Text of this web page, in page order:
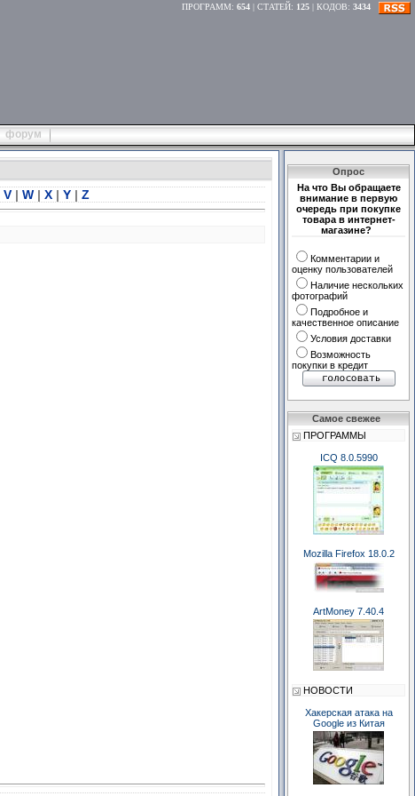
ПРОГРАММ: 654 | СТАТЕЙ: 125 | КОДОВ: 3434
форум
V | W | X | Y | Z
Опрос
На что Вы обращаете
внимание в первую
очередь при покупке
товара в интернет-
магазине?
Комментарии и
оценку пользователей
Наличие нескольких
фотографий
Подробное и
качественное описание
Условия доставки
Возможность
покупки в кредит
Самое свежее
ПРОГРАММЫ
ICQ 8.0.5990
Mozilla Firefox 18.0.2
ArtMoney 7.40.4
НОВОСТИ
Хакерская атака на
Google из Китая